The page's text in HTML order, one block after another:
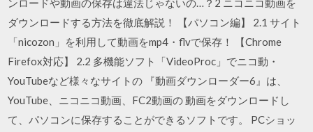
ンロードや動画の保存は違法じゃないの…？2 ニコニコ動画を
ダウンロードする方法を徹底解説！ 【パソコン編】 2.1 サイト
「nicozon」を利用して動画をmp4・flvで保存！ 【Chrome
Firefox対応】 2.2 多機能ソフト「VideoProc」でニコ動・
YouTubeなど様々なサイトの 『動画ダウンローダー6』は、
YouTube、ニコニコ動画、FC2動画の 動画をダウンロードし
て、パソコンに保存することができるソフトです。 PCショッ